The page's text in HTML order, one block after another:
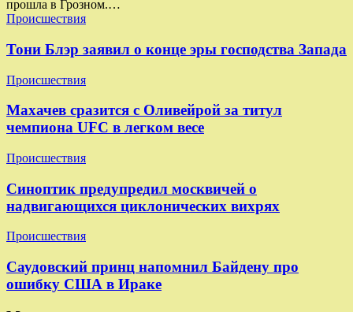
прошла в Грозном.…
Происшествия
Тони Блэр заявил о конце эры господства Запада
Происшествия
Махачев сразится с Оливейрой за титул
чемпиона UFC в легком весе
Происшествия
Синоптик предупредил москвичей о
надвигающихся циклонических вихрях
Происшествия
Саудовский принц напомнил Байдену про
ошибку США в Ираке